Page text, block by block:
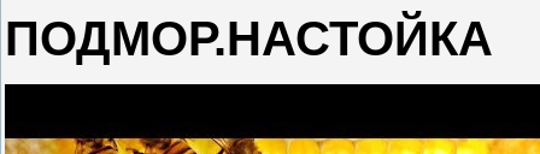
ПОДМОР.НАСТОЙКА